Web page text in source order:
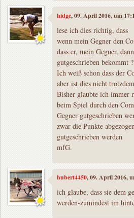
hidge, 09. April 2016, um
lese ich dies richtig, dass
wenn mein Gegner den
dass er, mein Gegner,
gutgeschrieben bekommt ?
Ich weiß schon dass der
aber ist dies nicht
Bisher glaubte ich immer
beim Spiel durch den
Gegner gutgeschrieben
zwar die Punkte
gutgeschrieben werden
mfG.
hubert4450, 09. April 2016,
ich glaube, dass sie dem
werden-zumindest im